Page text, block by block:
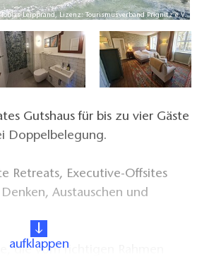
Leipprand, Lizenz: Tourismusverband Prignitz e.V.
Gutshaus für bis zu vier Gäste
Doppelbelegung.
Retreats, Executive-Offsites
Austauschen und
die vom richtigen Rahmen
aufklappen